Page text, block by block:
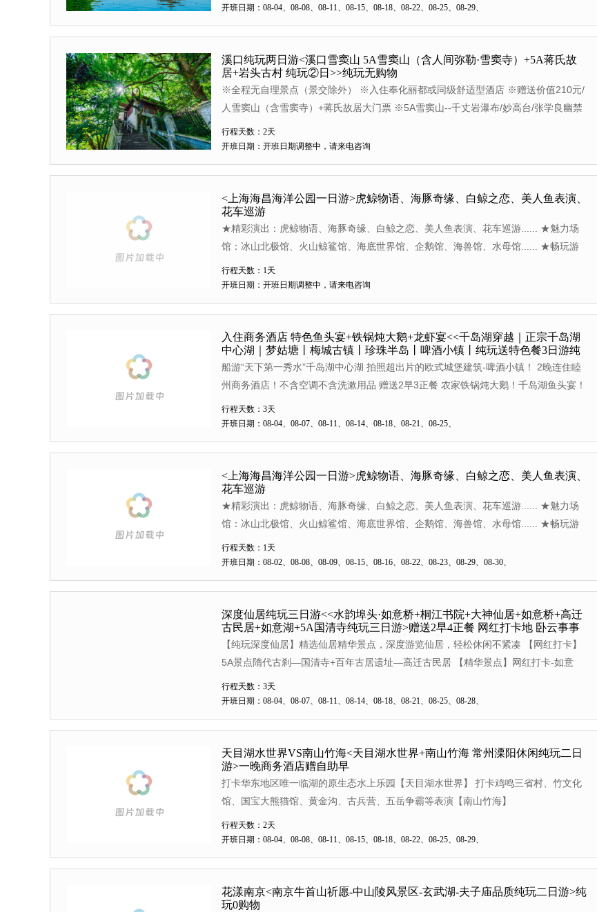
开班日期：08-04、08-08、08-11、08-15、08-18、08-22、08-25、08-29、
溪口纯玩两日游<溪口雪窦山 5A雪窦山（含人间弥勒·雪窦寺）+5A蒋氏故
居+岩头古村 纯玩②日>>纯玩无购物
※全程无自理景点（景交除外） ※入住奉化丽都或同级舒适型酒店 ※赠送价值210元/
人雪窦山（含雪窦寺）+蒋氏故居大门票 ※5A雪窦山--千丈岩瀑布/妙高台/张学良幽禁
地/人间弥勒 ※5A蒋氏故居--文昌阁/丰镐房/小洋房/玉泰盐铺 ※逛吃溪口老街，邂逅蒋
委员长，
行程天数：2天
开班日期：开班日期调整中，请来电咨询
<上海海昌海洋公园一日游>虎鲸物语、海豚奇缘、白鲸之恋、美人鱼表演、
花车巡游
★精彩演出：虎鲸物语、海豚奇缘、白鲸之恋、美人鱼表演、花车巡游...... ★魅力场
馆：冰山北极馆、火山鲸鲨馆、海底世界馆、企鹅馆、海兽馆、水母馆...... ★畅玩游
乐：极速漂流、深海奇航、高空缆车、海豚过山车、雪国列车、众多儿童游乐设施......
行程天数：1天
开班日期：开班日期调整中，请来电咨询
入住商务酒店 特色鱼头宴+铁锅炖大鹅+龙虾宴<<千岛湖穿越｜正宗千岛湖
中心湖｜梦姑塘丨梅城古镇丨珍珠半岛丨啤酒小镇丨纯玩送特色餐3日游纯
玩无购物，穿越千岛湖中心湖区，游船畅游天下第一秀水>>纯玩无购物
船游“天下第一秀水”千岛湖中心湖 拍照超出片的欧式城堡建筑-啤酒小镇！ 2晚连住睦
州商务酒店！不含空调不含洗漱用品 赠送2早3正餐 农家铁锅炖大鹅！千岛湖鱼头宴！
特色龙虾宴
行程天数：3天
开班日期：08-04、08-07、08-11、08-14、08-18、08-21、08-25、
<上海海昌海洋公园一日游>虎鲸物语、海豚奇缘、白鲸之恋、美人鱼表演、
花车巡游
★精彩演出：虎鲸物语、海豚奇缘、白鲸之恋、美人鱼表演、花车巡游...... ★魅力场
馆：冰山北极馆、火山鲸鲨馆、海底世界馆、企鹅馆、海兽馆、水母馆...... ★畅玩游
乐：极速漂流、深海奇航、高空缆车、海豚过山车、雪国列车、众多儿童游乐设施......
行程天数：1天
开班日期：08-02、08-08、08-09、08-15、08-16、08-22、08-23、08-29、08-30、
深度仙居纯玩三日游<<水韵埠头·如意桥+桐江书院+大神仙居+如意桥+高迁
古民居+如意湖+5A国清寺纯玩三日游>赠送2早4正餐 网红打卡地 卧云事事
如意桥>（升级1餐胖鱼头宴+1餐本地土鸡煲宴）
【纯玩深度仙居】精选仙居精华景点，深度游览仙居，轻松休闲不紧凑 【网红打卡】
5A景点隋代古刹—国清寺+百年古居遗址—高迁古民居 【精华景点】网红打卡-如意
桥、新景-佛影韵莲 【精选住宿】2晚农家连住，舒适干净不挪窝 【美味团餐】赠送2
早4正餐，品仙居农家特色餐
行程天数：3天
开班日期：08-04、08-07、08-11、08-14、08-18、08-21、08-25、08-28、
天目湖水世界VS南山竹海<天目湖水世界+南山竹海 常州溧阳休闲纯玩二日
游>一晚商务酒店赠自助早
打卡华东地区唯一临湖的原生态水上乐园【天目湖水世界】 打卡鸡鸣三省村、竹文化
馆、国宝大熊猫馆、黄金沟、古兵营、五岳争霸等表演【南山竹海】
行程天数：2天
开班日期：08-04、08-08、08-11、08-15、08-18、08-22、08-25、08-29、
花漾南京<南京牛首山祈愿-中山陵风景区-玄武湖-夫子庙品质纯玩二日游>纯
玩0购物